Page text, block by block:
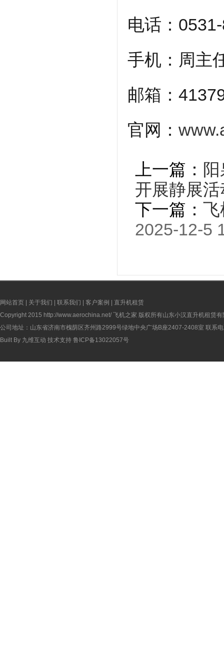
电话：
手机：周主
邮箱：
官网：
上一篇：
开展静展活
下一篇： 飞
2025-12-5
网站首页 | 关于我们 | 联系我们 | 客户案例 | 直升机租赁
Copyright 2015 http://www.aerochina.net/ 飞机之家 版权所有山东小汉直升机租赁有
公司地址：山东省济南市槐荫区齐州路2999号绿地中央广场B座2407-2408室 联系
Built By 九维互动 技术支持 鲁ICP备13022057号